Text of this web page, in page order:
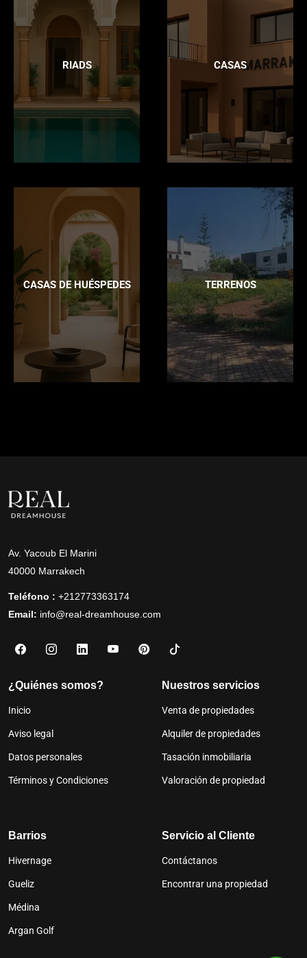
RIADS CASAS
CASAS DE HUÉSPEDES TERRENOS
Av. Yacoub El Marini
40000 Marrakech
Teléfono : +212773363174
Email: info@real-dreamhouse.com
¿Quiénes somos?
Inicio
Aviso legal
Datos personales
Términos y Condiciones
Nuestros servicios
Venta de propiedades
Alquiler de propiedades
Tasación inmobiliaria
Valoración de propiedad
Barrios
Hivernage
Gueliz
Médina
Argan Golf
Servicio al Cliente
Contáctanos
Encontrar una propiedad